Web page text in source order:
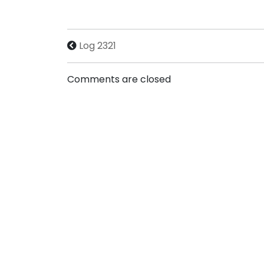
Log 2321
Comments are closed